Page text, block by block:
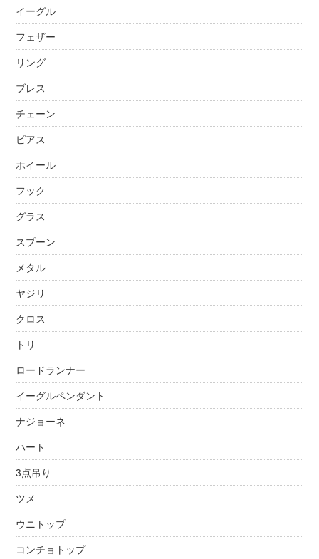
イーグル
フェザー
リング
ブレス
チェーン
ピアス
ホイール
フック
グラス
スプーン
メタル
ヤジリ
クロス
トリ
ロードランナー
イーグルペンダント
ナジョーネ
ハート
3点吊り
ツメ
ウニトップ
コンチョトップ